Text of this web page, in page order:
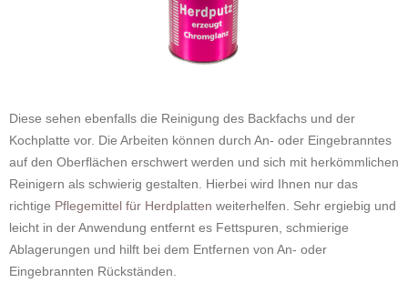
Diese sehen ebenfalls die Reinigung des Backfachs und der
Kochplatte vor. Die Arbeiten können durch An- oder Eingebranntes
auf den Oberflächen erschwert werden und sich mit herkömmlichen
Reinigern als schwierig gestalten. Hierbei wird Ihnen nur das
richtige Pflegemittel für Herdplatten weiterhelfen. Sehr ergiebig und
leicht in der Anwendung entfernt es Fettspuren, schmierige
Ablagerungen und hilft bei dem Entfernen von An- oder
Eingebrannten Rückständen.